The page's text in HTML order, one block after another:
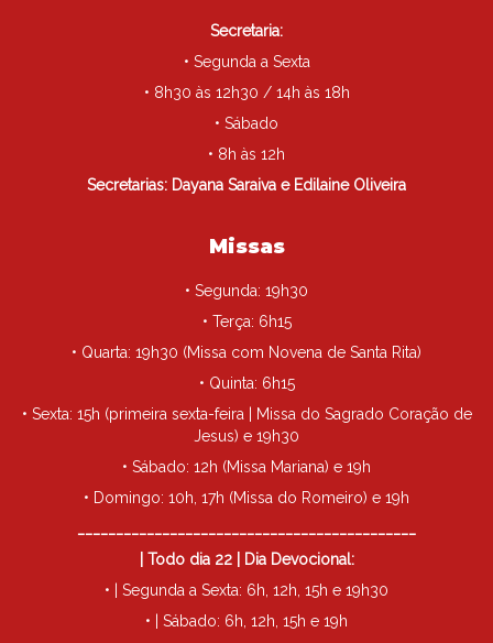
Secretaria:
• Segunda a Sexta
• 8h30 às 12h30 / 14h às 18h
• Sábado
• 8h às 12h
Secretarias: Dayana Saraiva e Edilaine Oliveira
Missas
• Segunda: 19h30
• Terça: 6h15
• Quarta: 19h30 (Missa com Novena de Santa Rita)
• Quinta: 6h15
• Sexta: 15h (primeira sexta-feira | Missa do Sagrado Coração de
Jesus) e 19h30
• Sábado: 12h (Missa Mariana) e 19h
• Domingo: 10h, 17h (Missa do Romeiro) e 19h
| Todo dia 22 | Dia Devocional:
• | Segunda a Sexta: 6h, 12h, 15h e 19h30
• | Sábado: 6h, 12h, 15h e 19h